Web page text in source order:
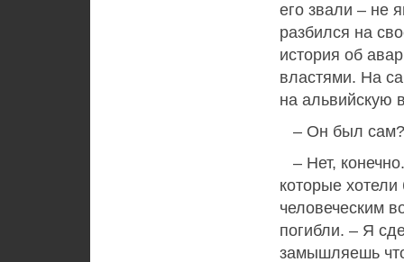
его звали – не
разбился на
история об
властями. На
на альвийскую
– Он был сам?
– Нет,
которые
человеческим
погибли. – Я
замышляешь